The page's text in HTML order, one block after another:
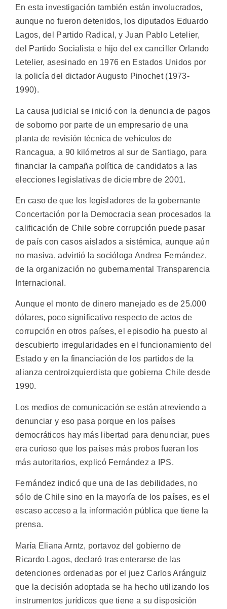
En esta investigación también están involucrados,
aunque no fueron detenidos, los diputados Eduardo
Lagos, del Partido Radical, y Juan Pablo Letelier,
del Partido Socialista e hijo del ex canciller Orlando
Letelier, asesinado en 1976 en Estados Unidos por
la policía del dictador Augusto Pinochet (1973-
1990).
La causa judicial se inició con la denuncia de pagos
de soborno por parte de un empresario de una
planta de revisión técnica de vehículos de
Rancagua, a 90 kilómetros al sur de Santiago, para
financiar la campaña política de candidatos a las
elecciones legislativas de diciembre de 2001.
En caso de que los legisladores de la gobernante
Concertación por la Democracia sean procesados la
calificación de Chile sobre corrupción puede pasar
de país con casos aislados a sistémica, aunque aún
no masiva, advirtió la socióloga Andrea Fernández,
de la organización no gubernamental Transparencia
Internacional.
Aunque el monto de dinero manejado es de 25.000
dólares, poco significativo respecto de actos de
corrupción en otros países, el episodio ha puesto al
descubierto irregularidades en el funcionamiento del
Estado y en la financiación de los partidos de la
alianza centroizquierdista que gobierna Chile desde
1990.
Los medios de comunicación se están atreviendo a
denunciar y eso pasa porque en los países
democráticos hay más libertad para denunciar, pues
era curioso que los países más probos fueran los
más autoritarios, explicó Fernández a IPS.
Fernández indicó que una de las debilidades, no
sólo de Chile sino en la mayoría de los países, es el
escaso acceso a la información pública que tiene la
prensa.
María Eliana Arntz, portavoz del gobierno de
Ricardo Lagos, declaró tras enterarse de las
detenciones ordenadas por el juez Carlos Aránguiz
que la decisión adoptada se ha hecho utilizando los
instrumentos jurídicos que tiene a su disposición